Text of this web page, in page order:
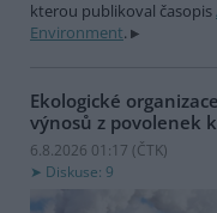
kterou publikoval časopis
Environment.
Ekologické
výnosů z povolenek
6.8.2026 01:17 (ČTK)
Diskuse: 9